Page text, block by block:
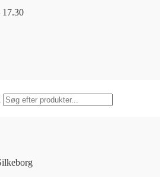
17.30